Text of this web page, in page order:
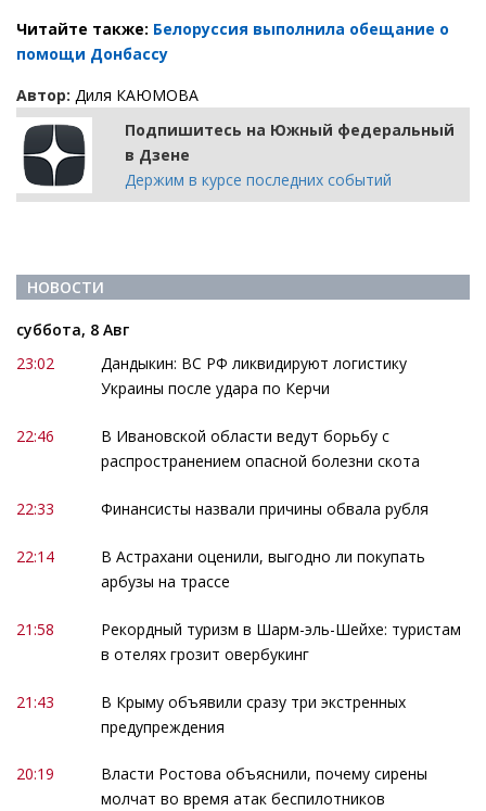
Читайте также: Белоруссия выполнила обещание о
помощи Донбассу
Автор: Диля КАЮМОВА
Подпишитесь на Южный федеральный
в Дзене
Держим в курсе последних событий
НОВОСТИ
суббота, 8 Авг
23:02
Дандыкин: ВС РФ ликвидируют логистику
Украины после удара по Керчи
22:46
В Ивановской области ведут борьбу с
распространением опасной болезни скота
22:33 Финансисты назвали причины обвала рубля
22:14
В Астрахани оценили, выгодно ли покупать
арбузы на трассе
21:58
Рекордный туризм в Шарм-эль-Шейхе: туристам
в отелях грозит овербукинг
21:43
В Крыму объявили сразу три экстренных
предупреждения
20:19
Власти Ростова объяснили, почему сирены
молчат во время атак беспилотников